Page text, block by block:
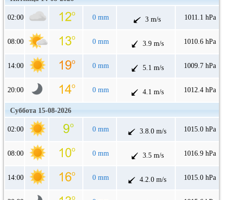
02:00 0 mm 3 m/s 1011.1 hPa
08:00 0 mm 3.9 m/s 1010.6 hPa
14:00 0 mm 5.1 m/s 1009.7 hPa
20:00 0 mm 4.1 m/s 1012.4 hPa
Суббота 15-08-2026
02:00 0 mm 3.8.0 m/s 1015.0 hPa
08:00 0 mm 3.5 m/s 1016.9 hPa
14:00 0 mm 4.2.0 m/s 1015.0 hPa